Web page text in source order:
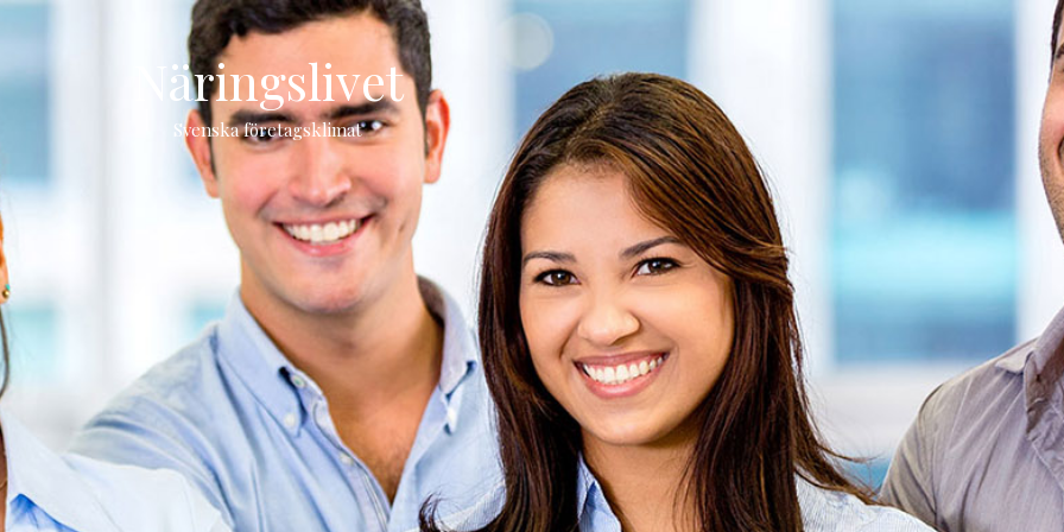
Näringslivet
Svenska företagsklimat